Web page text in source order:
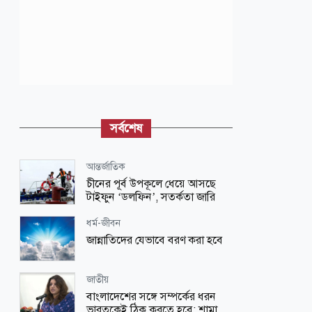
সর্বশেষ
আন্তর্জাতিক
চীনের পূর্ব উপকূলে ধেয়ে আসছে
টাইফুন ‘ডলফিন’, সতর্কতা জারি
ধর্ম-জীবন
জান্নাতিদের যেভাবে বরণ করা হবে
জাতীয়
বাংলাদেশের সঙ্গে সম্পর্কের ধরন